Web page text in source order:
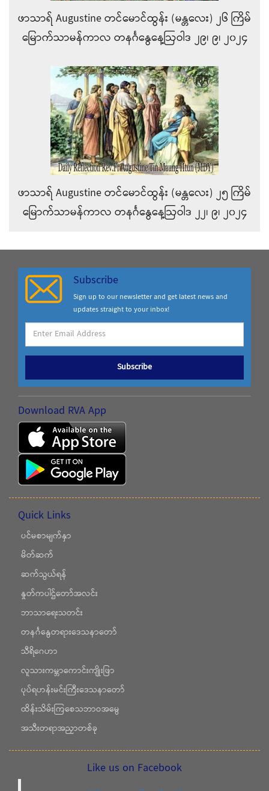
ဖာသာရ် Augustine တင်မောင်ထွန်း (မန္တလေး) ၂၆ ကြိမ်
မြောက်သာမန်ကာလ တနင်္ဂနွေနေ့ဩဝါဒ ၂၉၊ ၉၊ ၂၀၂၄
ဖာသာရ် Augustine တင်မောင်ထွန်း (မန္တလေး) ၂၅ ကြိမ်
မြောက်သာမန်ကာလ တနင်္ဂနွေနေ့ဩဝါဒ ၂၂၊ ၉၊ ၂၀၂၄
Subscribe
Sign up to our newsletter and get latest news and
updates straight to your inbox!
Subscribe
Download RVA App
Quick Links
ပင်မစာမျက်နှာ
မိတ်ဆက်
ဆက်သွယ်ရန်
နှုတ်ကပါဌ်တော်အလင်း
ဘာသာရေးသတင်း
တနင်္ဂနွေတရားဒေသနာတော်
သီရိဂေဟာ
လူသားကမ္ဘာကောင်းကျိုးဖြာ
ပုပ်ရဟန်းမင်းကြီးဒေသနာတော်
ထိန်းသိမ်းကြစေသဘာဝအမွေ
အသီးတရာအညှာတစ်ခု
Like us on Facebook